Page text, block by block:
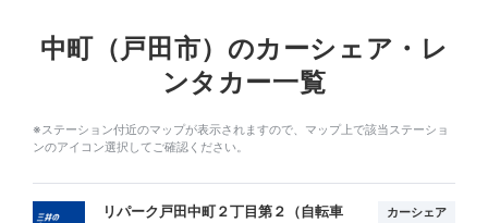
中町（戸田市）のカーシェア・レ
ンタカー一覧
※ステーション付近のマップが表示されますので、マップ上で該当ステーショ
ンのアイコン選択してご確認ください。
リパーク戸田中町２丁目第２（自転車
カーシェア
特集
アプリの使い方